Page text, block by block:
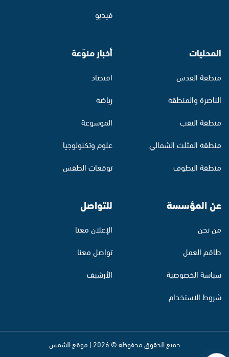
فيديو
المحليات
منطقة القدس
الناصرة والمنطقة
منطقة النقب
منطقة المثلث الشمالي
منطقة البطوف
أخبار منوّعة
اقتصاد
رياضة
الموسوعة
علوم وتكنولوجيا
توقعات الطقس
عن المؤسسة
من نحن
طاقم العمل
سياسة الخصوصية
شروط الاستخدام
للتواصل
الإعلان معنا
تواصل معنا
الأرشيف
جميع الحقوق محفوظة © 2026 | موقع الشمس